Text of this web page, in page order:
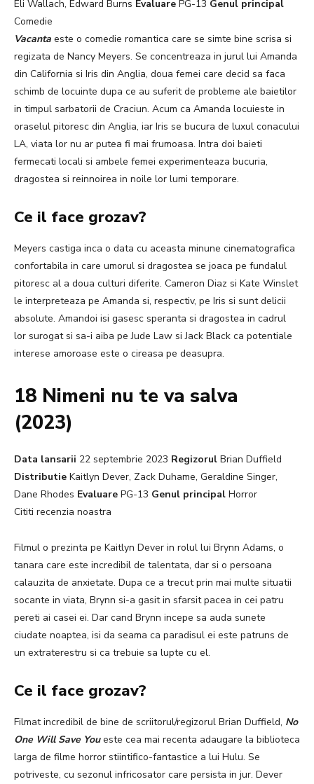
Eli Wallach, Edward Burns Evaluare PG-13 Genul principal
Comedie
Vacanta este o comedie romantica care se simte bine scrisa si
regizata de Nancy Meyers. Se concentreaza in jurul lui Amanda
din California si Iris din Anglia, doua femei care decid sa faca
schimb de locuinte dupa ce au suferit de probleme ale baietilor
in timpul sarbatorii de Craciun. Acum ca Amanda locuieste in
oraselul pitoresc din Anglia, iar Iris se bucura de luxul conacului
LA, viata lor nu ar putea fi mai frumoasa. Intra doi baieti
fermecati locali si ambele femei experimenteaza bucuria,
dragostea si reinnoirea in noile lor lumi temporare.
Ce il face grozav?
Meyers castiga inca o data cu aceasta minune cinematografica
confortabila in care umorul si dragostea se joaca pe fundalul
pitoresc al a doua culturi diferite. Cameron Diaz si Kate Winslet
le interpreteaza pe Amanda si, respectiv, pe Iris si sunt delicii
absolute. Amandoi isi gasesc speranta si dragostea in cadrul
lor surogat si sa-i aiba pe Jude Law si Jack Black ca potentiale
interese amoroase este o cireasa pe deasupra.
18 Nimeni nu te va salva
(2023)
Data lansarii 22 septembrie 2023 Regizorul Brian Duffield
Distributie Kaitlyn Dever, Zack Duhame, Geraldine Singer,
Dane Rhodes Evaluare PG-13 Genul principal Horror
Cititi recenzia noastra
Filmul o prezinta pe Kaitlyn Dever in rolul lui Brynn Adams, o
tanara care este incredibil de talentata, dar si o persoana
calauzita de anxietate. Dupa ce a trecut prin mai multe situatii
socante in viata, Brynn si-a gasit in sfarsit pacea in cei patru
pereti ai casei ei. Dar cand Brynn incepe sa auda sunete
ciudate noaptea, isi da seama ca paradisul ei este patruns de
un extraterestru si ca trebuie sa lupte cu el.
Ce il face grozav?
Filmat incredibil de bine de scriitorul/regizorul Brian Duffield, No
One Will Save Youeste cea mai recenta adaugare la biblioteca
larga de filme horror stiintifico-fantastice a lui Hulu. Se
potriveste, cu sezonul infricosator care persista in jur. Dever